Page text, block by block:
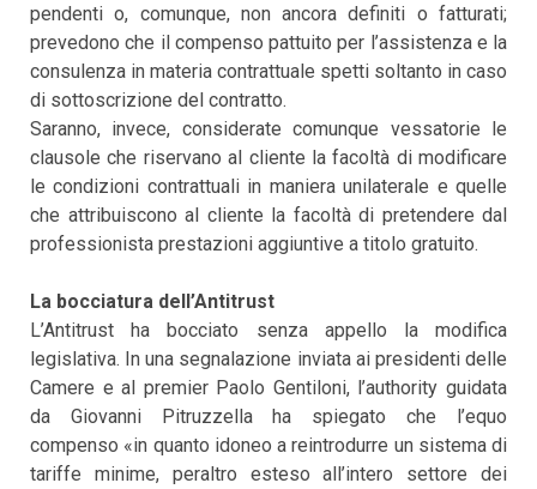
pendenti o, comunque, non ancora definiti o fatturati;
prevedono che il compenso pattuito per l’assistenza e la
consulenza in materia contrattuale spetti soltanto in caso
di sottoscrizione del contratto.
Saranno, invece, considerate comunque vessatorie le
clausole che riservano al cliente la facoltà di modificare
le condizioni contrattuali in maniera unilaterale e quelle
che attribuiscono al cliente la facoltà di pretendere dal
professionista prestazioni aggiuntive a titolo gratuito.
La bocciatura dell’Antitrust
L’Antitrust ha bocciato senza appello la modifica
legislativa. In una segnalazione inviata ai presidenti delle
Camere e al premier Paolo Gentiloni, l’authority guidata
da Giovanni Pitruzzella ha spiegato che l’equo
compenso «in quanto idoneo a reintrodurre un sistema di
tariffe minime, peraltro esteso all’intero settore dei